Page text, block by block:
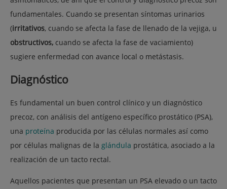
fundamentales. Cuando se presentan síntomas urinarios
(irritativos, cuando se afecta la fase de llenado de la vejiga, u
obstructivos, cuando se afecta la fase de vaciamiento)
sugiere enfermedad con avance local o metástasis.
Diagnóstico
Es fundamental un buen control clínico y un diagnóstico
precoz, con análisis del antígeno específico prostático (PSA),
una proteína producida por las células normales así como
por células malignas de la glándula prostática, asociado a la
realización de un tacto rectal.
Aquellos pacientes que presentan un PSA elevado o un tacto